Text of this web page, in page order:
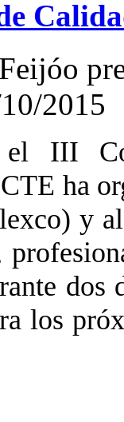
2015
III
ha
y
dos
los